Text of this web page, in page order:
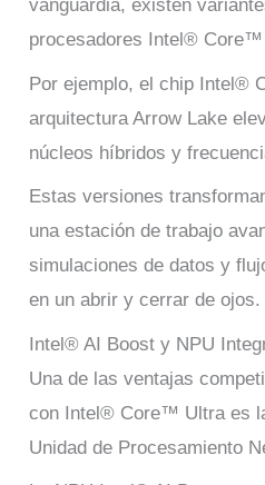
vanguardia, existen
procesadores Intel® Core™
Por ejemplo, el chip Intel®
arquitectura Arrow Lake
núcleos híbridos y
Estas versiones
una estación de trabajo
simulaciones de datos y
en un abrir y cerrar de ojos.
Intel® AI Boost y NPU
Una de las ventajas
con Intel® Core™ Ultra es
Unidad de Procesamiento